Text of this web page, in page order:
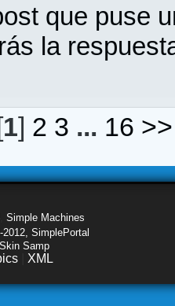
que puse
la
1] 2 3 ... 16 >>
Simple Machines
SimplePortal
Samp
XML